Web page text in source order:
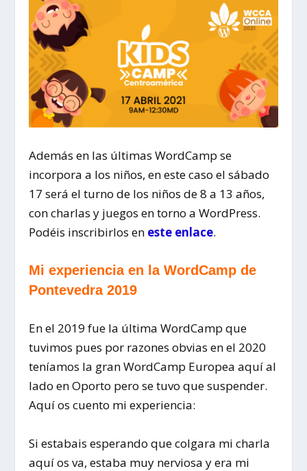
Además en las últimas WordCamp se
incorpora a los niños, en este caso el sábado
17 será el turno de los niños de 8 a 13 años,
con charlas y juegos en torno a WordPress.
Podéis inscribirlos en este enlace.
Mi experiencia en la WordCamp de
Pontevedra 2019
En el 2019 fue la última WordCamp que
tuvimos pues por razones obvias en el 2020
teníamos la gran WordCamp Europea aquí al
lado en Oporto pero se tuvo que suspender.
Aquí os cuento mi experiencia:
Si estabais esperando que colgara mi charla
aquí os va, estaba muy nerviosa y era mi